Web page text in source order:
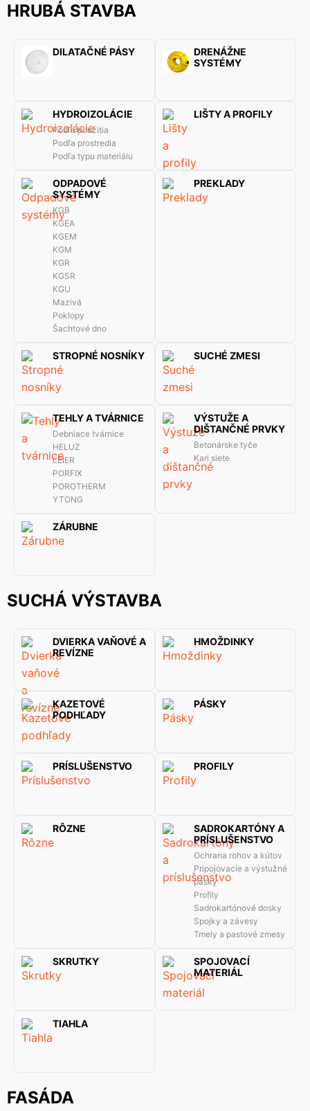
HRUBÁ STAVBA
DILATAČNÉ PÁSY
DRENÁŽNE
SYSTÉMY
HYDROIZOLÁCIE
Podľa použitia
Podľa prostredia
Podľa typu materiálu
LIŠTY A PROFILY
ODPADOVÉ
SYSTÉMY
KGB
KGEA
KGEM
KGM
KGR
KGSR
KGU
Mazivá
Poklopy
Šachtové dno
PREKLADY
STROPNÉ NOSNÍKY SUCHÉ ZMESI
TEHLY A TVÁRNICE
Debniace tvárnice
HELUZ
LEIER
PORFIX
POROTHERM
YTONG
VÝSTUŽE A
DIŠTANČNÉ PRVKY
Betonárske tyče
Kari siete
ZÁRUBNE
SUCHÁ VÝSTAVBA
DVIERKA VAŇOVÉ A
REVÍZNE
HMOŽDINKY
KAZETOVÉ
PODHĽADY
PÁSKY
PRÍSLUŠENSTVO PROFILY
RÔZNE
SADROKARTÓNY A
PRÍSLUŠENSTVO
Ochrana rohov a kútov
Pripojovacie a výstužné
pásky
Profily
Sadrokartónové dosky
Spojky a závesy
Tmely a pastové zmesy
SKRUTKY
SPOJOVACÍ
MATERIÁL
TIAHLA
FASÁDA